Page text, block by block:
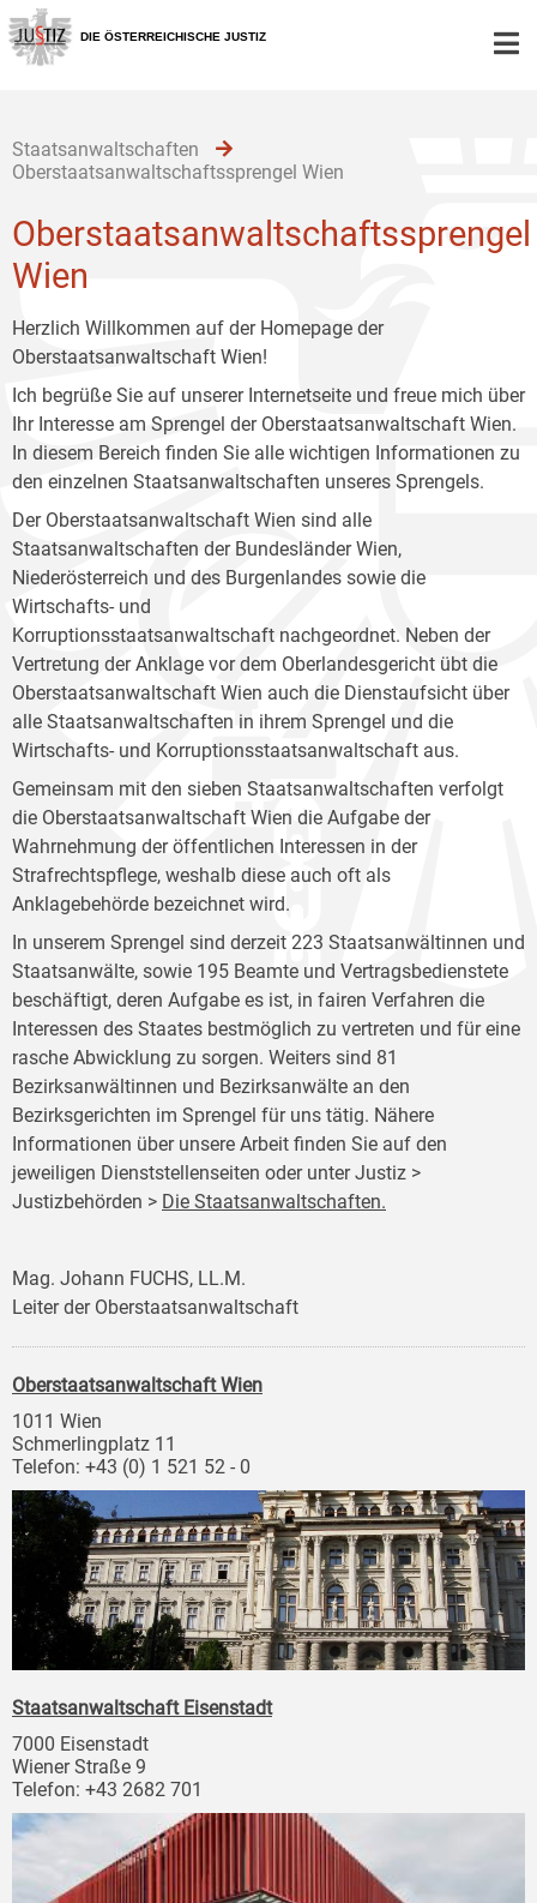
Zur
Hauptnavigation
[1]
Zum
Inhalt
[2]
Zum
Untermenü
[3]
DIE ÖSTERREICHISCHE JUSTIZ
Staatsanwaltschaften
Oberstaatsanwaltschaftssprengel Wien
Oberstaatsanwaltschaftssprengel
Wien
Herzlich Willkommen auf der Homepage der
Oberstaatsanwaltschaft Wien!
Ich begrüße Sie auf unserer Internetseite und freue mich über
Ihr Interesse am Sprengel der Oberstaatsanwaltschaft Wien.
In diesem Bereich finden Sie alle wichtigen Informationen zu
den einzelnen Staatsanwaltschaften unseres Sprengels.
Der Oberstaatsanwaltschaft Wien sind alle
Staatsanwaltschaften der Bundesländer Wien,
Niederösterreich und des Burgenlandes sowie die
Wirtschafts- und
Korruptionsstaatsanwaltschaft nachgeordnet. Neben der
Vertretung der Anklage vor dem Oberlandesgericht übt die
Oberstaatsanwaltschaft Wien auch die Dienstaufsicht über
alle Staatsanwaltschaften in ihrem Sprengel und die
Wirtschafts- und Korruptionsstaatsanwaltschaft aus.
Gemeinsam mit den sieben Staatsanwaltschaften verfolgt
die Oberstaatsanwaltschaft Wien die Aufgabe der
Wahrnehmung der öffentlichen Interessen in der
Strafrechtspflege, weshalb diese auch oft als
Anklagebehörde bezeichnet wird.
In unserem Sprengel sind derzeit 223 Staatsanwältinnen und
Staatsanwälte, sowie 195 Beamte und Vertragsbedienstete
beschäftigt, deren Aufgabe es ist, in fairen Verfahren die
Interessen des Staates bestmöglich zu vertreten und für eine
rasche Abwicklung zu sorgen. Weiters sind 81
Bezirksanwältinnen und Bezirksanwälte an den
Bezirksgerichten im Sprengel für uns tätig. Nähere
Informationen über unsere Arbeit finden Sie auf den
jeweiligen Dienststellenseiten oder unter Justiz >
Justizbehörden > Die Staatsanwaltschaften.
Mag. Johann FUCHS, LL.M.
Leiter der Oberstaatsanwaltschaft
Oberstaatsanwaltschaft Wien
1011 Wien
Schmerlingplatz 11
Telefon: +43 (0) 1 521 52 - 0
Staatsanwaltschaft Eisenstadt
7000 Eisenstadt
Wiener Straße 9
Telefon: +43 2682 701